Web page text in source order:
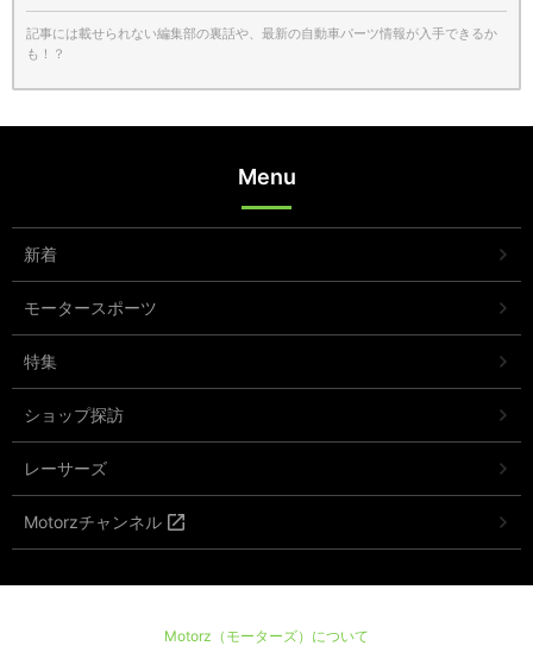
記事には載せられない編集部の裏話や、最新の自動車パーツ情報が入手できるか
も！？
Menu
新着
モータースポーツ
特集
ショップ探訪
レーサーズ
Motorzチャンネル
Motorz（モーターズ）について